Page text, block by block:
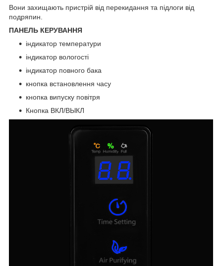
Вони захищають пристрій від перекидання та підлоги від
подряпин.
ПАНЕЛЬ КЕРУВАННЯ
індикатор температури
індикатор вологості
індикатор повного бака
кнопка встановлення часу
кнопка випуску повітря
Кнопка ВКЛ/ВЫКЛ